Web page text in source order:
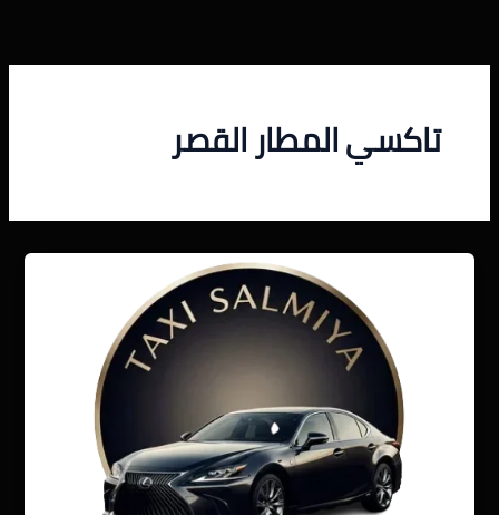
المحتوى
تاكسي المطار القصر